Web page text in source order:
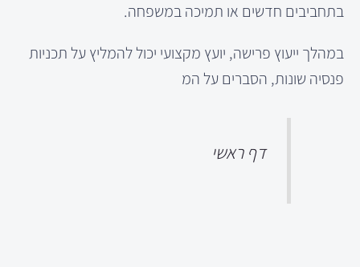
בתחביבים חדשים או תמיכה במשפחה.
במהלך ייעוץ פרישה, יועץ מקצועי יכול להמליץ על תכניות
פנסיה שונות, הסברים על המ
דף ראשי